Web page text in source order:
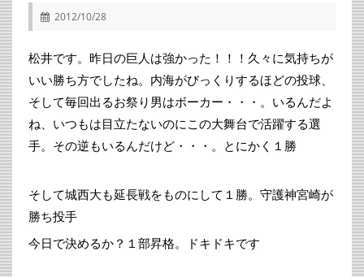
2012/10/28
松井です。昨日の巨人は強かった！！！久々に気持ちが
いい勝ち方でしたね。内海がびっくりするほどの投球、
そして毎回出るお祭り男はボーカー・・・。いるんだよ
ね、いつもは目立たないのにこの大舞台で活躍する選
手。その逆もいるんだけど・・・。とにかく１勝
そして城西大も延長戦をものにして１勝。守護神宮崎が
勝ち投手
今日で決めるか？１部昇格。ドキドキです